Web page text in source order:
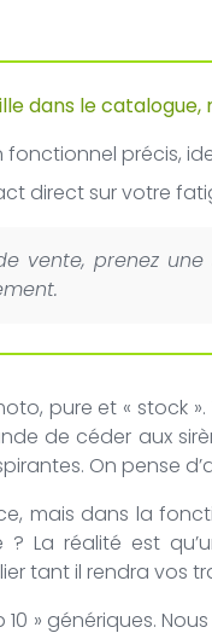
dans le
précis,
direct sur votre
vente, prenez
pure et « stock
de céder aux
On pense
mais dans la
réalité est
il rendra vos
» génériques.